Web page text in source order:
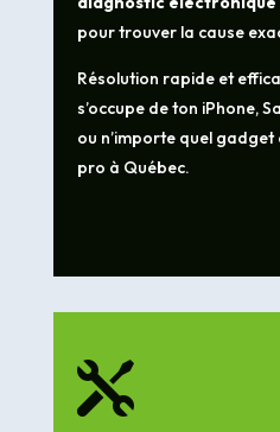
pour trouver la cause
Résolution rapide et
s’occupe de ton iPhone,
ou n’importe quel
pro à Québec.
